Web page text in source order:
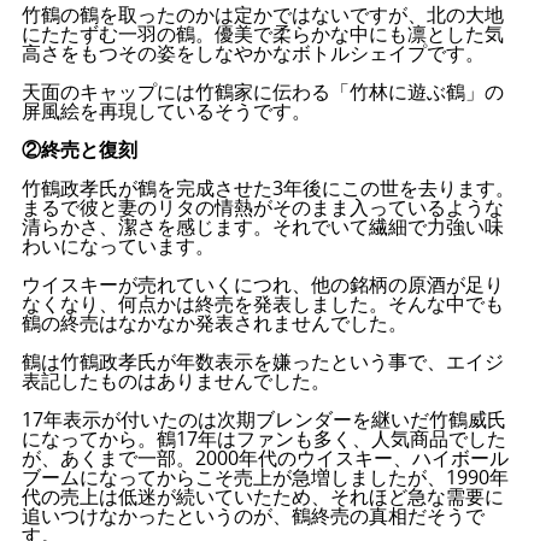
竹鶴の鶴を取ったのかは定かではないですが、北の大地
にたたずむ一羽の鶴。優美で柔らかな中にも凛とした気
高さをもつその姿をしなやかなボトルシェイプです。
天面のキャップには竹鶴家に伝わる「竹林に遊ぶ鶴」の
屏風絵を再現しているそうです。
②終売と復刻
竹鶴政孝氏が鶴を完成させた3年後にこの世を去ります。
まるで彼と妻のリタの情熱がそのまま入っているような
清らかさ、潔さを感じます。それでいて繊細で力強い味
わいになっています。
ウイスキーが売れていくにつれ、他の銘柄の原酒が足り
なくなり、何点かは終売を発表しました。そんな中でも
鶴の終売はなかなか発表されませんでした。
鶴は竹鶴政孝氏が年数表示を嫌ったという事で、エイジ
表記したものはありませんでした。
17年表示が付いたのは次期ブレンダーを継いだ竹鶴威氏
になってから。鶴17年はファンも多く、人気商品でした
が、あくまで一部。2000年代のウイスキー、ハイボール
ブームになってからこそ売上が急増しましたが、1990年
代の売上は低迷が続いていたため、それほど急な需要に
追いつけなかったというのが、鶴終売の真相だそうで
す。